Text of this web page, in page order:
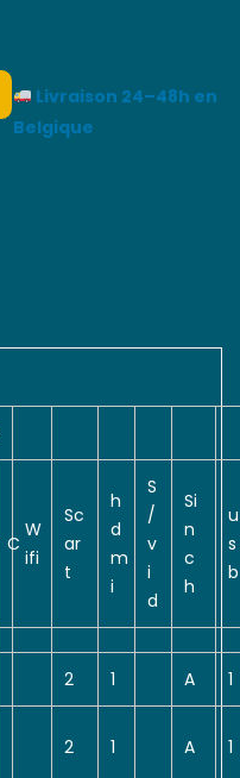
Livraison 24–48h en
Belgique
C
W
ifi
Sc
ar
t
h
d
m
i
S
/
v
i
d
Si
n
c
h
u
s
b
2 1 A 1
2 1 A 1